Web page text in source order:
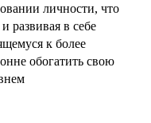
личности, что
развивая в себе
к более
обогатить свою